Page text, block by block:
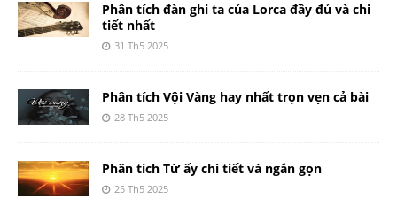
Phân tích đàn ghi ta của Lorca đầy đủ và chi
tiết nhất
31 Th5 2025
Phân tích Vội Vàng hay nhất trọn vẹn cả bài
28 Th5 2025
Phân tích Từ ấy chi tiết và ngắn gọn
25 Th5 2025